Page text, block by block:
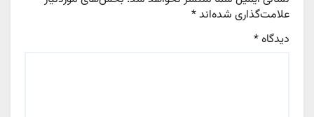
علامت‌گذاری شده‌اند*
دیدگاه*